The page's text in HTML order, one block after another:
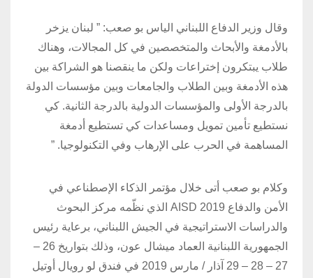
وقال وزير الدفاع اللبناني الياس بو صعب: ” لبنان يزخر
بالأدمغة والأبحاث والمتخصصين في كل المجالات، وهناك
طلاب يبتكرون إختراعات ولكن ما ينقصنا هو الشراكة بين
هذه الأدمغة وبين الطلاب والجامعات وبين مؤسسات الدولة
بالدرجة الأولى والمؤسسات الدولية بالدرجة الثانية. كي
نستطيع تأمين تمويل ومساعدات كي تستطيع أدمغة
المساهمة في الحرب على الإرهاب وفي التكنولوجيا. ”
وكلام بو صعب أتى خلال مؤتمر الذكاء الإصطناعي في
الأمن والدفاع AISD 2019 الذي نظّمه مركز البحوث
والدراسات الاستراتيجية في الجيش اللبناني، برعاية رئيس
الجمهورية اللبنانية العماد ميشال عون، وذلك بتواريخ 26 –
27 – 28 – 29 آذار / مارس 2019 في فندق لو رويال أوتيل